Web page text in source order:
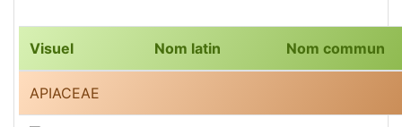
Visuel Nom latin Nom commun
APIACEAE